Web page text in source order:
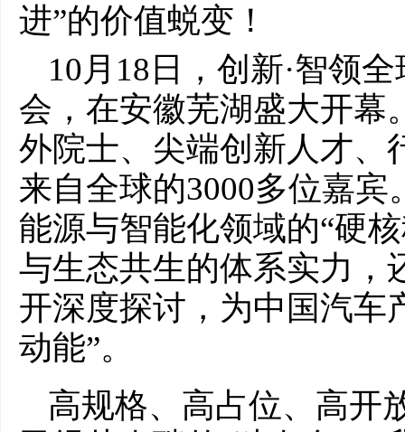
进”的价值蜕变！
10月18日，创新·智领
会，在安徽芜湖盛大开幕
外院士、尖端创新人才、
来自全球的3000多位嘉
能源与智能化领域的“硬
与生态共生的体系实力，
开深度探讨，为中国汽车
动能”。
高规格、高占位、高开